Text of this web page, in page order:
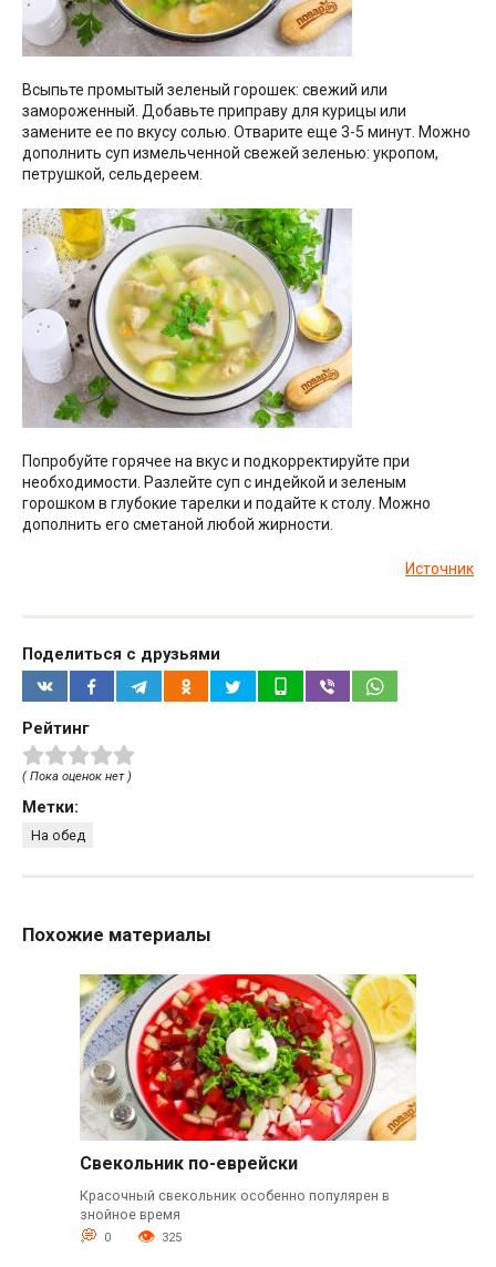
Всыпьте промытый зеленый горошек: свежий или
замороженный. Добавьте приправу для курицы или
замените ее по вкусу солью. Отварите еще 3-5 минут. Можно
дополнить суп измельченной свежей зеленью: укропом,
петрушкой, сельдереем.
Попробуйте горячее на вкус и подкорректируйте при
необходимости. Разлейте суп с индейкой и зеленым
горошком в глубокие тарелки и подайте к столу. Можно
дополнить его сметаной любой жирности.
Источник
Поделиться с друзьями
Рейтинг
( Пока оценок нет )
Метки:
На обед
Похожие материалы
Свекольник по-еврейски
Красочный свекольник особенно популярен в
знойное время
0 325